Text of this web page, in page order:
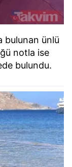
bulunan ünlü
notla ise
bulundu.